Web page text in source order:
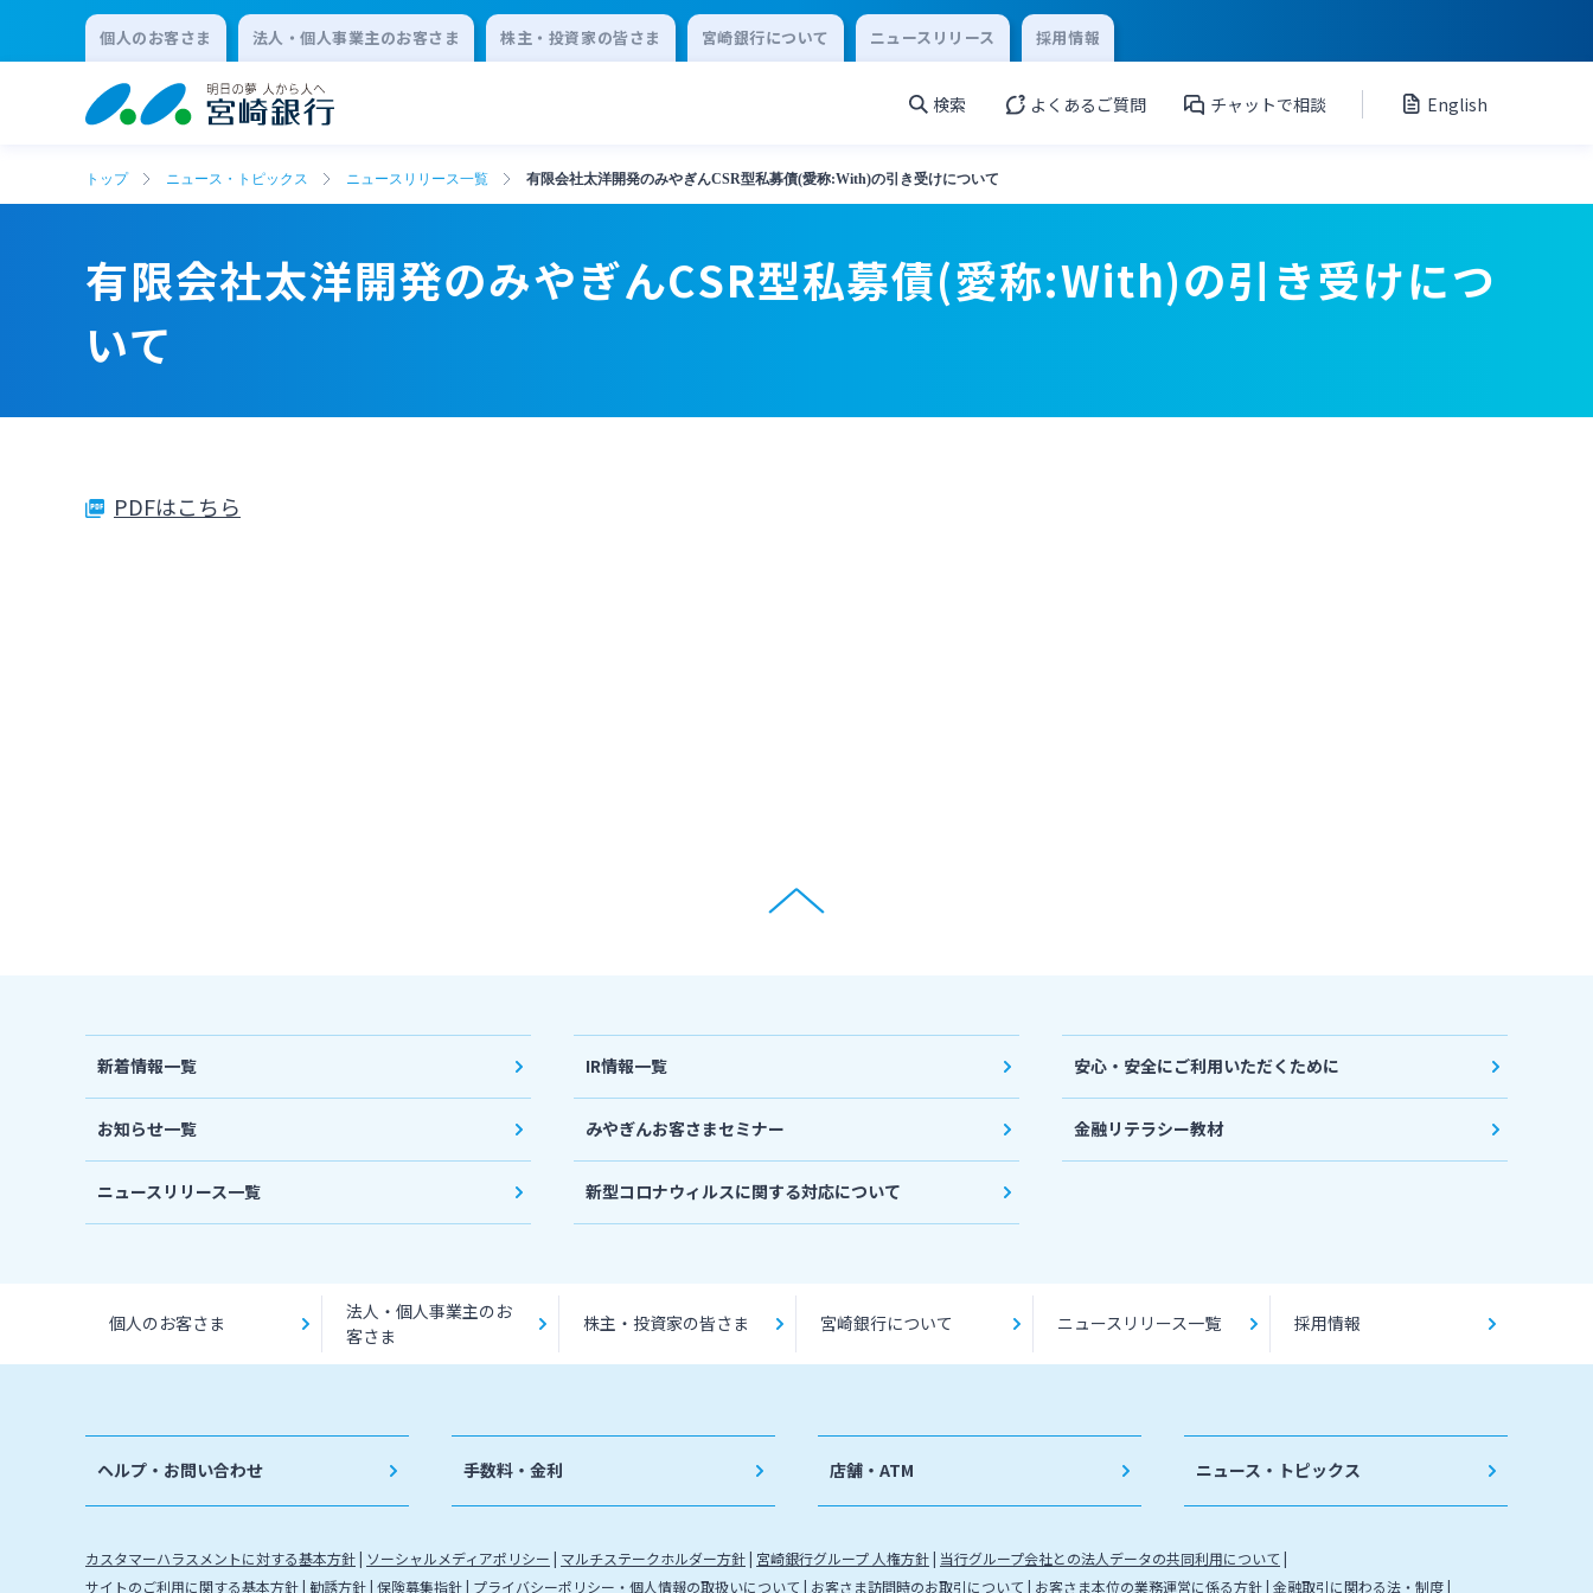
個人のお客さま 法人・個人事業主のお客さま 株主・投資家の皆さま 宮崎銀行について ニュースリリース 採用情報
検索 よくあるご質問 チャットで相談 English
トップ ニュース・トピックス ニュースリリース一覧 有限会社太洋開発のみやぎんCSR型私募債(愛称:With)の引き受けについて
有限会社太洋開発のみやぎんCSR型私募債(愛称:With)の引き受けにつ
いて
PDFはこちら
新着情報一覧
お知らせ一覧
ニュースリリース一覧
IR情報一覧
みやぎんお客さまセミナー
新型コロナウィルスに関する対応について
安心・安全にご利用いただくために
金融リテラシー教材
個人のお客さま
法人・個人事業主のお
客さま
株主・投資家の皆さま 宮崎銀行について ニュースリリース一覧 採用情報
ヘルプ・お問い合わせ 手数料・金利 店舗・ATM ニュース・トピックス
カスタマーハラスメントに対する基本方針 ソーシャルメディアポリシー マルチステークホルダー方針 宮崎銀行グループ 人権方針 当行グループ会社との法人データの共同利用について
サイトのご利用に関する基本方針 勧誘方針 保険募集指針 プライバシーポリシー・個人情報の取扱いについて お客さま訪問時のお取引について お客さま本位の業務運営に係る方針 金融取引に関わる法・制度